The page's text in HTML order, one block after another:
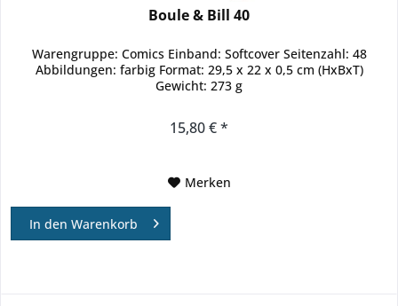
Boule & Bill 40
Warengruppe: Comics Einband: Softcover Seitenzahl: 48
Abbildungen: farbig Format: 29,5 x 22 x 0,5 cm (HxBxT)
Gewicht: 273 g
15,80 € *
Merken
In den Warenkorb